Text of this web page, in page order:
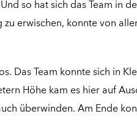
so hat sich das Team in
erwischen, konnte von
Das Team konnte sich in
Höhe kam es hier auf
überwinden. Am Ende